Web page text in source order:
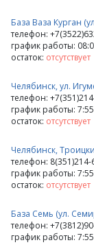
База Ваза Курган
телефон:
график работы:
остаток: отсутствует
Челябинск, ул.
телефон:
график работы:
остаток: отсутствует
Челябинск,
телефон: 8(351)214-
график работы:
остаток: отсутствует
База Семь (ул.
телефон:
график работы: